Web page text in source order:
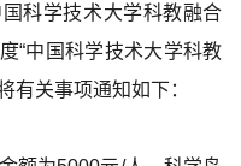
科学技术大学科教融合
“中国科学技术大学科教
有关事项通知如下：